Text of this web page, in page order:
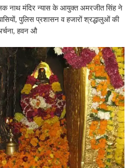
नाथ मंदिर न्यास के आयुक्त अमरजीत सिंह ने
पुलिस प्रशासन व हजारों श्रद्धालुओं की
हवन औ